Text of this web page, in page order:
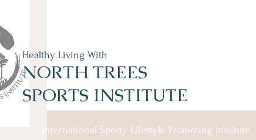
Healthy Living With
NORTH TREES
SPORTS INSTITUTE
International Sporty Lifestyle Promoting Institute